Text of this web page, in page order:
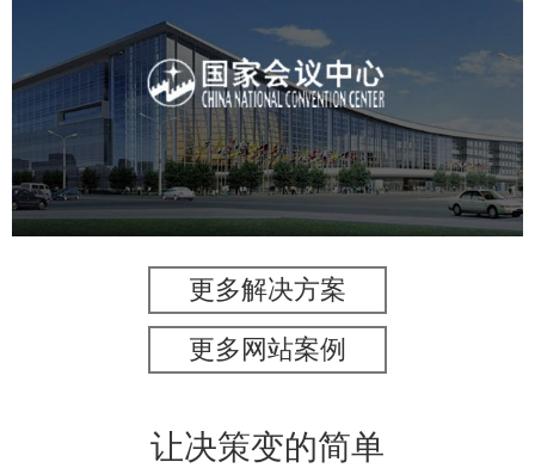
国家会议中心
专业服务 网站建设 网站设计
更多解决方案
更多网站案例
让决策变的简单